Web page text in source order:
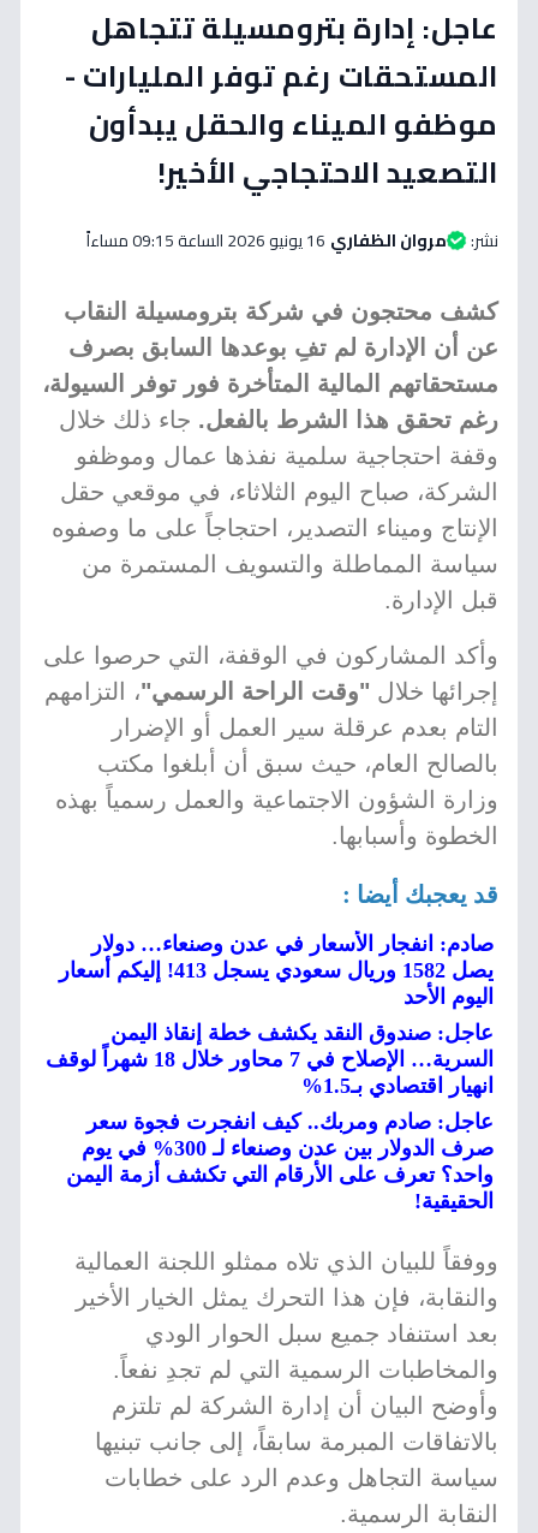
عاجل: إدارة بترومسيلة تتجاهل
المستحقات رغم توفر المليارات -
موظفو الميناء والحقل يبدأون
التصعيد الاحتجاجي الأخير!
نشر: مروان الظفاري 16 يونيو 2026 الساعة 09:15 مساءاً
كشف محتجون في شركة بترومسيلة النقاب
عن أن الإدارة لم تفِ بوعدها السابق بصرف
مستحقاتهم المالية المتأخرة فور توفر السيولة،
رغم تحقق هذا الشرط بالفعل. جاء ذلك خلال
وقفة احتجاجية سلمية نفذها عمال وموظفو
الشركة، صباح اليوم الثلاثاء، في موقعي حقل
الإنتاج وميناء التصدير، احتجاجاً على ما وصفوه
سياسة المماطلة والتسويف المستمرة من
قبل الإدارة.
وأكد المشاركون في الوقفة، التي حرصوا على
إجرائها خلال "وقت الراحة الرسمي"، التزامهم
التام بعدم عرقلة سير العمل أو الإضرار
بالصالح العام، حيث سبق أن أبلغوا مكتب
وزارة الشؤون الاجتماعية والعمل رسمياً بهذه
الخطوة وأسبابها.
قد يعجبك أيضا :
صادم: انفجار الأسعار في عدن وصنعاء… دولار
يصل 1582 وريال سعودي يسجل 413! إليكم أسعار
اليوم الأحد
عاجل: صندوق النقد يكشف خطة إنقاذ اليمن
السرية… الإصلاح في 7 محاور خلال 18 شهراً لوقف
انهيار اقتصادي بـ1.5%
عاجل: صادم ومربك.. كيف انفجرت فجوة سعر
صرف الدولار بين عدن وصنعاء لـ 300% في يوم
واحد؟ تعرف على الأرقام التي تكشف أزمة اليمن
الحقيقية!
ووفقاً للبيان الذي تلاه ممثلو اللجنة العمالية
والنقابة، فإن هذا التحرك يمثل الخيار الأخير
بعد استنفاد جميع سبل الحوار الودي
والمخاطبات الرسمية التي لم تجدِ نفعاً.
وأوضح البيان أن إدارة الشركة لم تلتزم
بالاتفاقات المبرمة سابقاً، إلى جانب تبنيها
سياسة التجاهل وعدم الرد على خطابات
النقابة الرسمية.